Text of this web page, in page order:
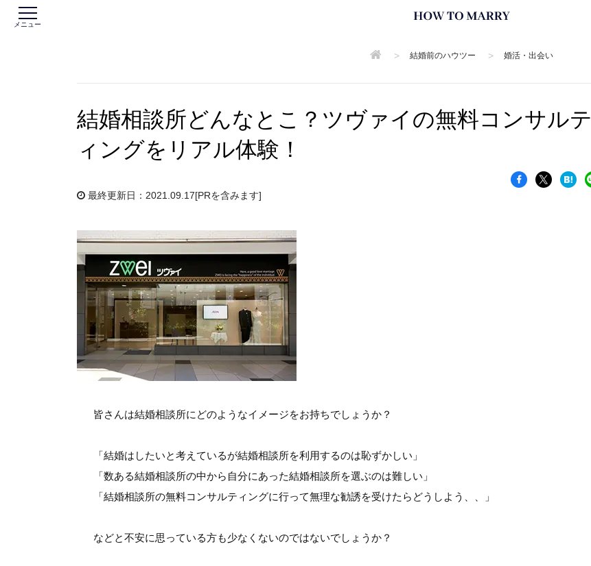
メニュー
> 結婚前のハウツー > 婚活・出会い
結婚相談所どんなとこ？ツヴァイの無料コンサルテ
ィングをリアル体験！
最終更新日：2021.09.17[PRを含みます]
皆さんは結婚相談所にどのようなイメージをお持ちでしょうか？
「結婚はしたいと考えているが結婚相談所を利用するのは恥ずかしい」
「数ある結婚相談所の中から自分にあった結婚相談所を選ぶのは難しい」
「結婚相談所の無料コンサルティングに行って無理な勧誘を受けたらどうしよう、、」
などと不安に思っている方も少なくないのではないでしょうか？